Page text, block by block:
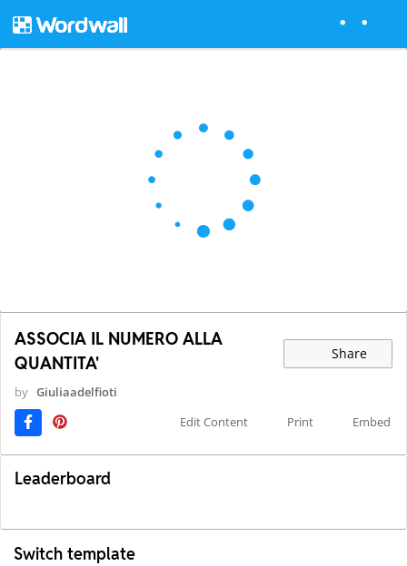
ASSOCIA IL NUMERO ALLA
QUANTITA'
Share
by Giuliaadelfioti
Edit Content
Print Embed
Leaderboard
Switch template